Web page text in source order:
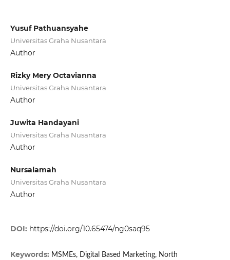
Yusuf Pathuansyahe
Universitas Graha Nusantara
Author
Rizky Mery Octavianna
Universitas Graha Nusantara
Author
Juwita Handayani
Universitas Graha Nusantara
Author
Nursalamah
Universitas Graha Nusantara
Author
DOI: https://doi.org/10.65474/ng0saq95
Keywords: MSMEs, Digital Based Marketing, North